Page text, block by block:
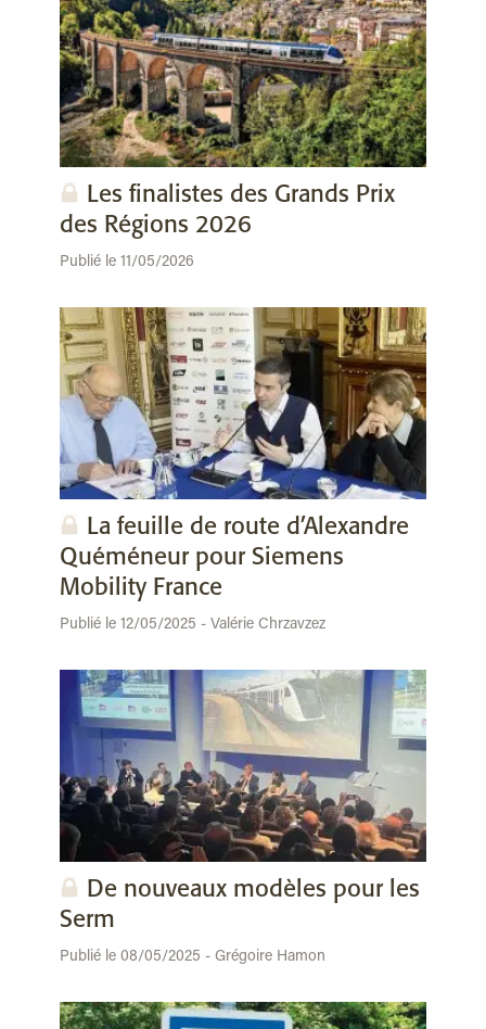
Les finalistes des Grands Prix
des Régions 2026
Publié le 11/05/2026
La feuille de route d’Alexandre
Quéméneur pour Siemens
Mobility France
Publié le 12/05/2025 - Valérie Chrzavzez
De nouveaux modèles pour les
Serm
Publié le 08/05/2025 - Grégoire Hamon